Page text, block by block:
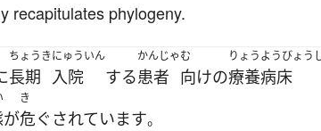
recapitulates phylogeny.
ちょうき
長期
にゅういん
入院 する
かんじゃ
患者
む
向けの
りょうようびょう
療養病床
が
き
危ぐ されています。